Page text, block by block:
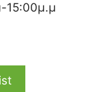
15:00μ.μ